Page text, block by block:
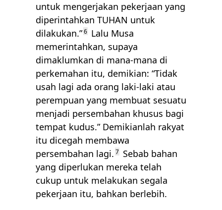
untuk mengerjakan pekerjaan yang
diperintahkan TUHAN untuk
dilakukan.”6 Lalu Musa
memerintahkan, supaya
dimaklumkan di mana-mana di
perkemahan itu, demikian: “Tidak
usah lagi ada orang laki-laki atau
perempuan yang membuat sesuatu
menjadi persembahan khusus bagi
tempat kudus.” Demikianlah rakyat
itu dicegah membawa
persembahan lagi. 7 Sebab bahan
yang diperlukan mereka telah
cukup untuk melakukan segala
pekerjaan itu, bahkan berlebih.